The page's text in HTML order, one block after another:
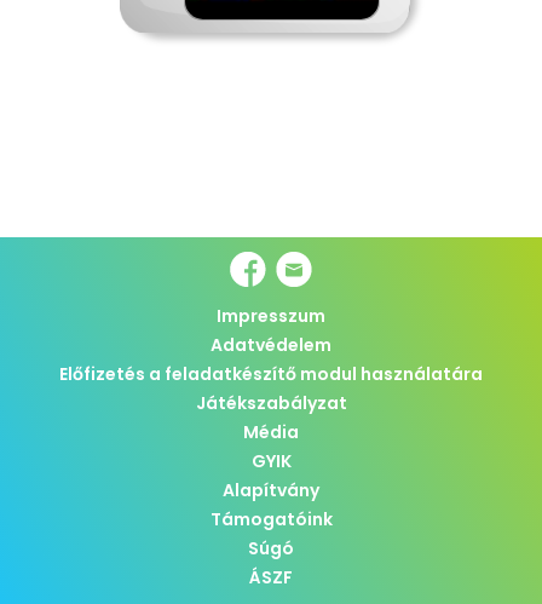
Impresszum
Adatvédelem
Előfizetés a feladatkészítő modul használatára
Játékszabályzat
Média
GYIK
Alapítvány
Támogatóink
Súgó
ÁSZF